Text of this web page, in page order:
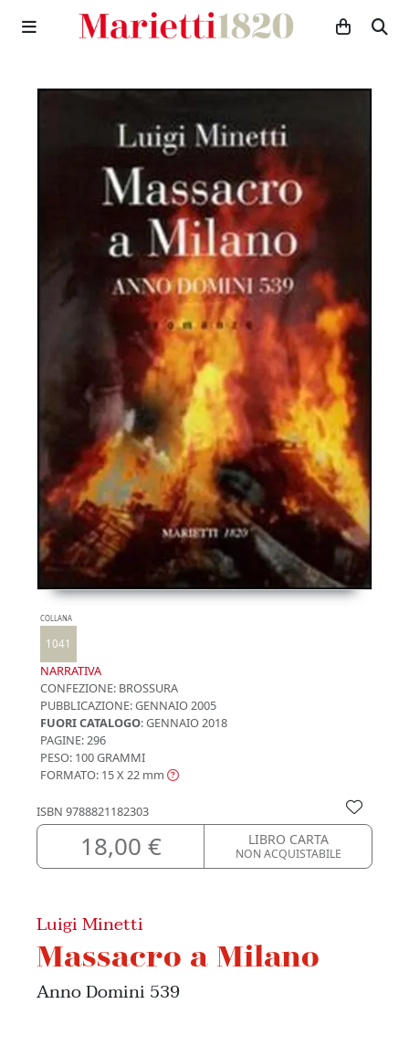
COLLANA
1041
NARRATIVA
CONFEZIONE: BROSSURA
PUBBLICAZIONE:GENNAIO 2005
FUORI CATALOGO: GENNAIO 2018
PAGINE: 296
PESO: 100 GRAMMI
FORMATO: 15 X 22 mm
ISBN 9788821182303
18,00 € LIBRO CARTA
NON ACQUISTABILE
Luigi Minetti
Massacro a Milano
Anno Domini 539